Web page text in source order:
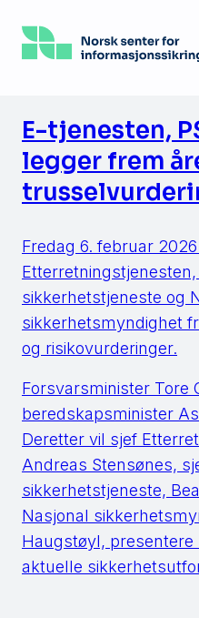
hovedinnhold
E-tjenesten,
legger frem
Fredag 6. februar
Etterretningstjenesten,
sikkerhetstjeneste og
sikkerhetsmyndighet
og risikovurderinger.
Forsvarsminister Tore
beredskapsminister
Deretter vil sjef
Andreas Stensønes,
sikkerhetstjeneste,
Nasjonal
Haugstøyl,
aktuelle